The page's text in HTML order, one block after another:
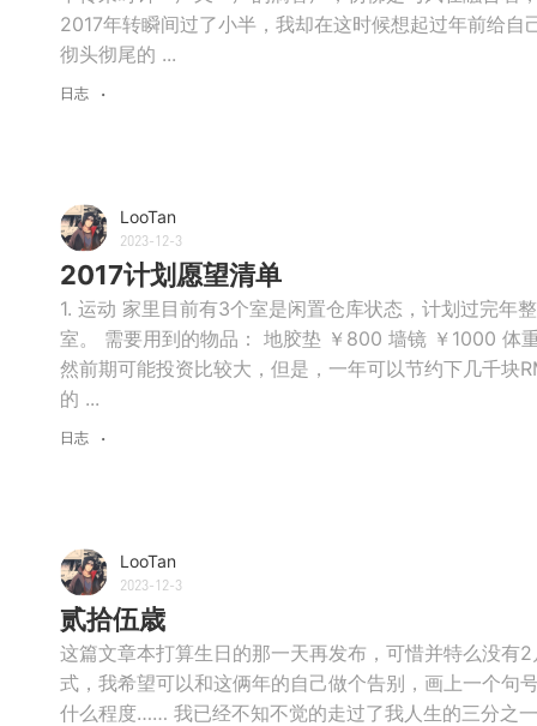
2017年转瞬间过了小半，我却在这时候想起过年前给
彻头彻尾的 ...
日志
LooTan
2023-12-3
2017计划愿望清单
1. 运动 家里目前有3个室是闲置仓库状态，计划过完年
室。 需要用到的物品： 地胶垫 ￥800 墙镜 ￥1000
然前期可能投资比较大，但是，一年可以节约下几千块
的 ...
日志
LooTan
2023-12-3
贰拾伍歳
这篇文章本打算生日的那一天再发布，可惜并特么没
式，我希望可以和这俩年的自己做个告别，画上一个句
什么程度…… 我已经不知不觉的走过了我人生的三分之